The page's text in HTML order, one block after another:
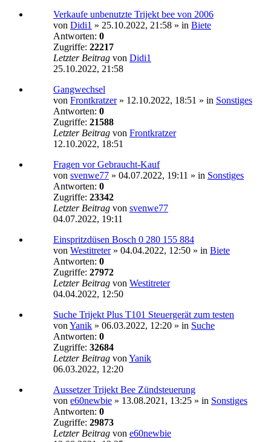
Verkaufe unbenutzte Trijekt bee von 2006
von Didi1 » 25.10.2022, 21:58 » in Biete
Antworten: 0
Zugriffe: 22217
Letzter Beitrag von Didi1
25.10.2022, 21:58
Gangwechsel
von Frontkratzer» 12.10.2022, 18:51 » in Sonstiges
Antworten: 0
Zugriffe: 21588
Letzter Beitrag von Frontkratzer
12.10.2022, 18:51
Fragen vor Gebraucht-Kauf
von svenwe77 » 04.07.2022, 19:11 » in Sonstiges
Antworten: 0
Zugriffe: 23342
Letzter Beitrag von svenwe77
04.07.2022, 19:11
Einspritzdüsen Bosch 0 280 155 884
von Westitreter» 04.04.2022, 12:50 » in Biete
Antworten: 0
Zugriffe: 27972
Letzter Beitrag von Westitreter
04.04.2022, 12:50
Suche Trijekt Plus T101 Steuergerät zum testen
von Yanik » 06.03.2022, 12:20 » in Suche
Antworten: 0
Zugriffe: 32684
Letzter Beitrag von Yanik
06.03.2022, 12:20
Aussetzer Trijekt Bee Zündsteuerung
von e60newbie » 13.08.2021, 13:25 » in Sonstiges
Antworten: 0
Zugriffe: 29873
Letzter Beitrag von e60newbie